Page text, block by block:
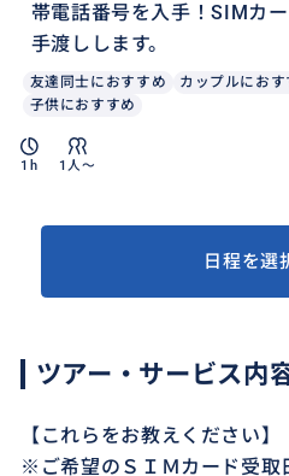
帯電話番号を入手！SIMカ
手渡しします。
友達同士におすすめ カップルにおす
子供におすすめ
1h 1人〜
日程を選
ツアー・サービス内
【これらをお教えください】
※ご希望のＳＩＭカード受取